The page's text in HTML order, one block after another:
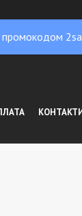
промокодом